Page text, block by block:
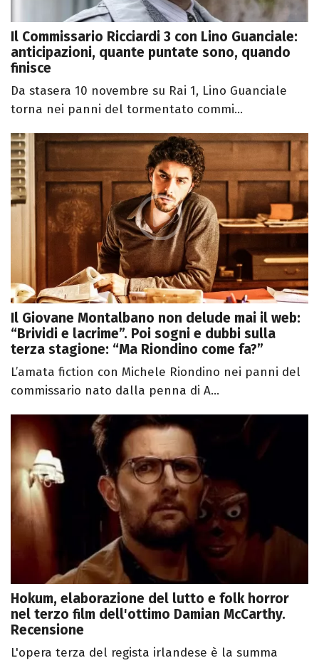
Il Commissario Ricciardi 3 con Lino Guanciale:
anticipazioni, quante puntate sono, quando
finisce
Da stasera 10 novembre su Rai 1, Lino Guanciale
torna nei panni del tormentato commi...
Il Giovane Montalbano non delude mai il web:
“Brividi e lacrime”. Poi sogni e dubbi sulla
terza stagione: “Ma Riondino come fa?”
L’amata fiction con Michele Riondino nei panni del
commissario nato dalla penna di A...
Hokum, elaborazione del lutto e folk horror
nel terzo film dell'ottimo Damian McCarthy.
Recensione
L'opera terza del regista irlandese è la summa